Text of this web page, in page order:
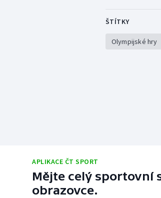
ŠTÍTKY
Olympijské hry
APLIKACE ČT SPORT
Mějte celý sportovní
obrazovce.